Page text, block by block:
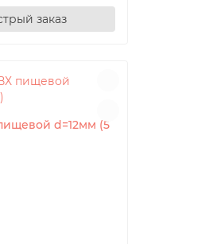
d=12мм (5